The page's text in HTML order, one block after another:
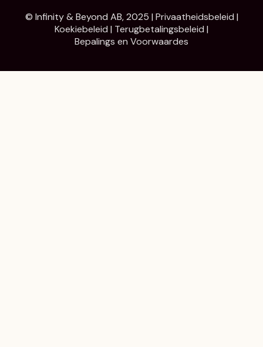
© Infinity & Beyond AB, 2025 | Privaatheidsbeleid |
Koekiebeleid | Terugbetalingsbeleid |
Bepalings en Voorwaardes